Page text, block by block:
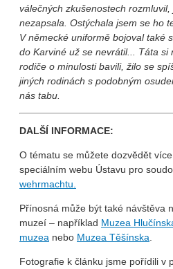
válečných zkušenostech
nezapsala. Ostýchala jsem se ho
V německé uniformě bojoval také
do Karviné už se nevrátil... Táta si
rodiče o minulosti bavili, žilo se
jiných rodinách s podobným
nás tabu.
DALŠÍ INFORMACE:
O tématu se můžete dozvědět
speciálním webu Ústavu pro
wehrmachtu.
Přínosná může být také návštěva
muzeí – například Muzea
muzea nebo Muzea Těšínska
Fotografie k článku jsme pořídili v